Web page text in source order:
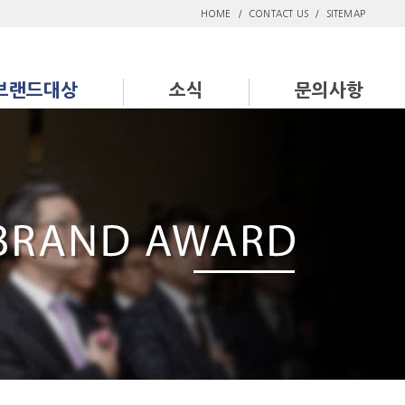
HOME / CONTACT US / SITEMAP
랜드대상 소식 문의사항